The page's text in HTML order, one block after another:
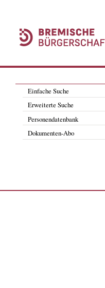
Einfache Suche
Erweiterte Suche
Personendatenbank
Dokumenten-Abo